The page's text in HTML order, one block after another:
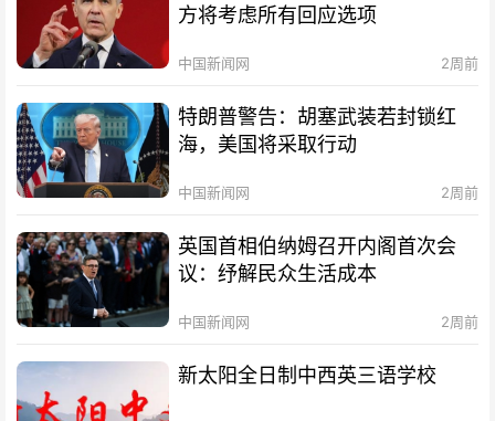
方将考虑所有回应选项
中国新闻网 2周前
特朗普警告：胡塞武装若封锁红
海，美国将采取行动
中国新闻网 2周前
英国首相伯纳姆召开内阁首次会
议：纾解民众生活成本
中国新闻网 2周前
新太阳全日制中西英三语学校